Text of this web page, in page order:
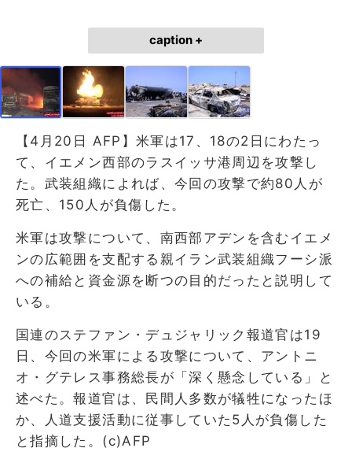
caption +
【4月20日 AFP】米軍は17、18の2日にわたっ
て、イエメン西部のラスイッサ港周辺を攻撃し
た。武装組織によれば、今回の攻撃で約80人が
死亡、150人が負傷した。
米軍は攻撃について、南西部アデンを含むイエメ
ンの広範囲を支配する親イラン武装組織フーシ派
への補給と資金源を断つの目的だったと説明して
いる。
国連のステファン・デュジャリック報道官は19
日、今回の米軍による攻撃について、アントニ
オ・グテレス事務総長が「深く懸念している」と
述べた。報道官は、民間人多数が犠牲になったほ
か、人道支援活動に従事していた5人が負傷した
と指摘した。(c)AFP